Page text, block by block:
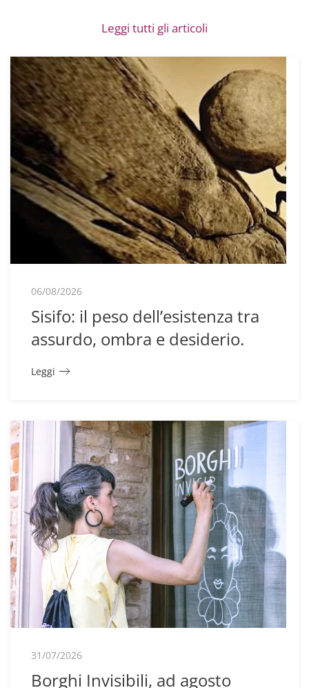
Leggi tutti gli articoli
06/08/2026
Sisifo: il peso dell’esistenza tra
assurdo, ombra e desiderio.
Leggi
31/07/2026
Borghi Invisibili, ad agosto